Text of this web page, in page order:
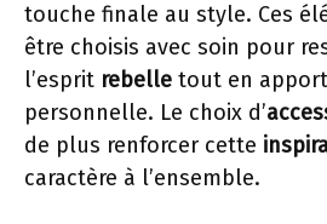
touche finale au style. Ces
être choisis avec soin pour
l’esprit rebelle tout en
personnelle. Le choix d’
de plus renforcer cette
caractère à l’ensemble.